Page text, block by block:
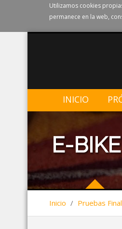
Utilizamos cookies
permanece en la web,
INICIO
E-
Inicio / Pruebas